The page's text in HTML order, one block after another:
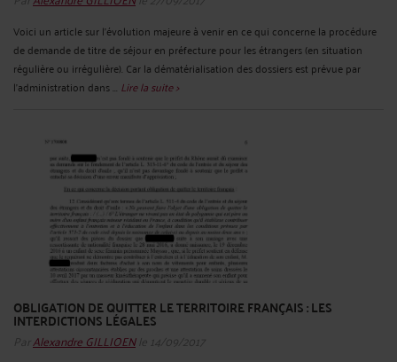
Voici un article sur l’évolution majeure à venir en ce qui concerne la procédure
de demande de titre de séjour en préfecture pour les étrangers (en situation
régulière ou irrégulière). Car la dématérialisation des dossiers est prévue par
l’administration dans ... Lire la suite >
OBLIGATION DE QUITTER LE TERRITOIRE FRANÇAIS : LES
INTERDICTIONS LÉGALES
ParAlexandre GILLIOENle 14/09/2017